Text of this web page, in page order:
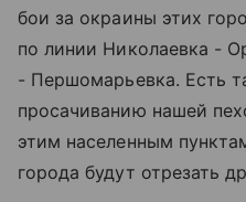
бои за окраины этих
по линии Николаевка -
- Першомарьевка. Есть
просачиванию нашей
этим населенным
города будут отрезать